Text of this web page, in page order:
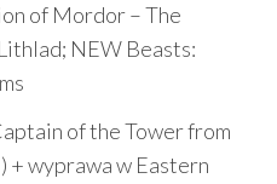
of Mordor – The
NEW Beasts:
of the Tower from
+ wyprawa w Eastern